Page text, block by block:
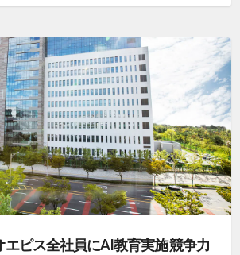
ピス全社員にAI教育実施 競争力